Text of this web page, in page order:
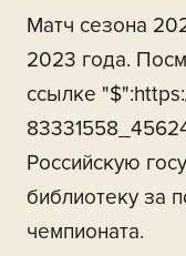
Матч сезона
2023 года.
ссылке
Российскую
библиотеку за
чемпионата.